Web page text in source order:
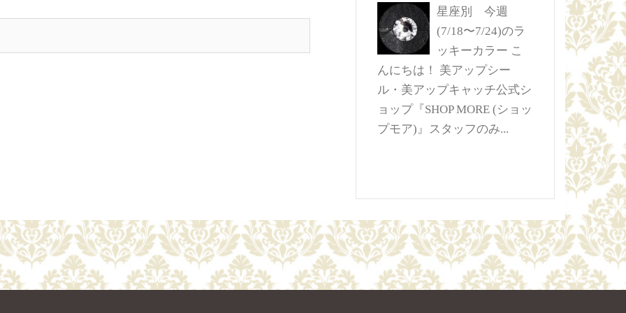
星座別 今週
(7/18〜7/24)のラ
ッキーカラー こ
んにちは！ 美アップシー
ル・美アップキャッチ公式シ
ョップ『SHOP MORE (ショッ
プモア)』スタッフのみ...